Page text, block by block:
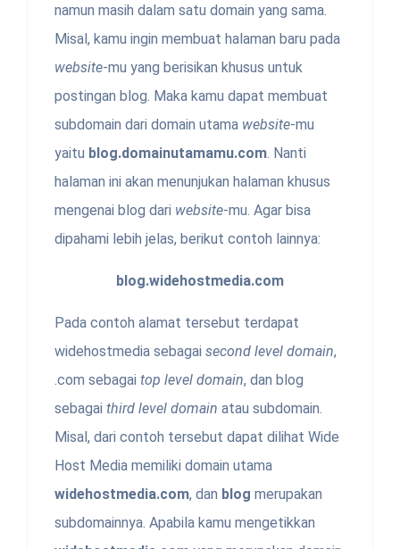
namun masih dalam satu domain yang sama.
Misal, kamu ingin membuat halaman baru pada
website-mu yang berisikan khusus untuk
postingan blog. Maka kamu dapat membuat
subdomain dari domain utama website-mu
yaitu blog.domainutamamu.com. Nanti
halaman ini akan menunjukan halaman khusus
mengenai blog dari website-mu. Agar bisa
dipahami lebih jelas, berikut contoh lainnya:
blog.widehostmedia.com
Pada contoh alamat tersebut terdapat
widehostmedia sebagai second level domain,
.com sebagai top level domain, dan blog
sebagai third level domain atau subdomain.
Misal, dari contoh tersebut dapat dilihat Wide
Host Media memiliki domain utama
widehostmedia.com, dan blog merupakan
subdomainnya. Apabila kamu mengetikkan